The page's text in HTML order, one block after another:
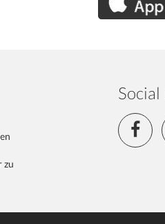
zu
Social